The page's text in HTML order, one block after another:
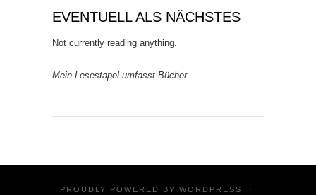
EVENTUELL ALS NÄCHSTES
Not currently reading anything.
Mein Lesestapel umfasst Bücher.
PROUDLY POWERED BY WORDPRESS ·